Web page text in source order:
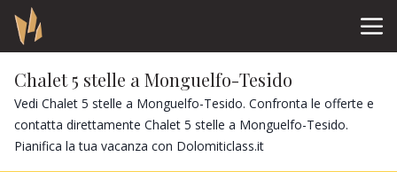
Chalet 5 stelle a Monguelfo-Tesido
Vedi Chalet 5 stelle a Monguelfo-Tesido. Confronta le offerte e
contatta direttamente Chalet 5 stelle a Monguelfo-Tesido.
Pianifica la tua vacanza con Dolomiticlass.it